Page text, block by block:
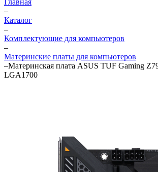
Главная
–
Каталог
–
Комплектующие для компьютеров
–
Материнские платы для компьютеров
–Материнская плата ASUS TUF Gaming
LGA1700